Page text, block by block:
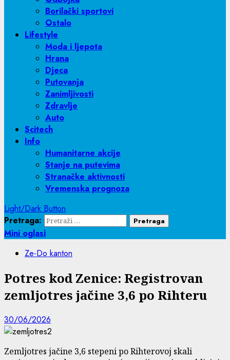
Borilački sportovi
Ostalo
Lifestyle
Moda i ljepota
Hrana
Djeca
Putovanja
Zanimljivosti
Zdravlje
Auto
Scitech
Info
Humanitarne akcije
Stanje na putevima
Stranačke aktivnosti
Vremenska prognoza
Light/Dark Button
Pretraga:
Mini oglasi
Ze-Do kanton
Potres kod Zenice: Registrovan
zemljotres jačine 3,6 po Rihteru
30/06/2026
Zemljotres jačine 3,6 stepeni po Rihterovoj skali